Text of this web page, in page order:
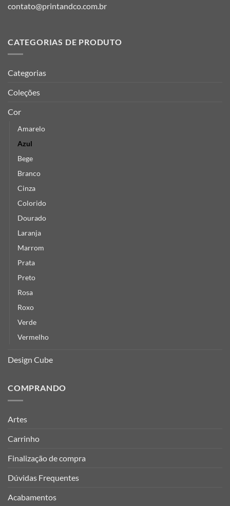
contato@printandco.com.br
CATEGORIAS DE PRODUTO
Categorias
Coleções
Cor
Amarelo
Azul
Bege
Branco
Cinza
Colorido
Dourado
Laranja
Marrom
Prata
Preto
Rosa
Roxo
Verde
Vermelho
Design Cube
COMPRANDO
Artes
Carrinho
Finalização de compra
Dúvidas Frequentes
Acabamentos